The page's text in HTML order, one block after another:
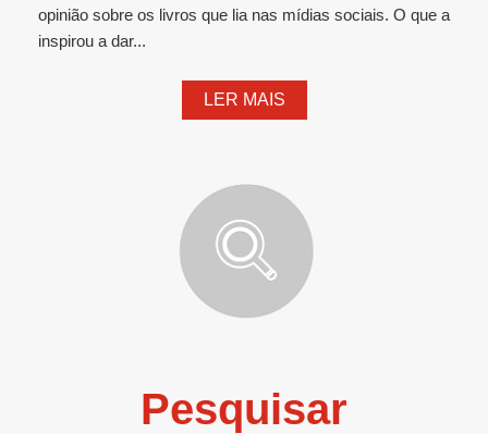
opinião sobre os livros que lia nas mídias sociais. O que a
inspirou a dar...
LER MAIS
Pesquisar